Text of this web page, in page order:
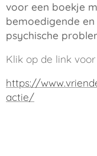
voor een boekje
bemoedigende
psychische
Klik op de link
https://
actie/